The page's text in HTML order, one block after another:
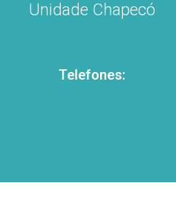
Unidade Chapecó
Telefones: